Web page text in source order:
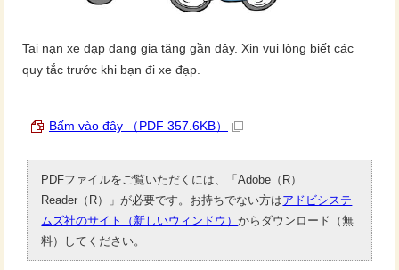
Tai nạn xe đạp đang gia tăng gần đây. Xin vui lòng biết các
quy tắc trước khi bạn đi xe đạp.
Bấm vào đây （PDF 357.6KB）
PDFファイルをご覧いただくには、「Adobe（R）
Reader（R）」が必要です。お持ちでない方はアドビシステ
ムズ社のサイト（新しいウィンドウ）からダウンロード（無
料）してください。